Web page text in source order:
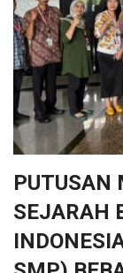
PUTUSAN
SEJARAH